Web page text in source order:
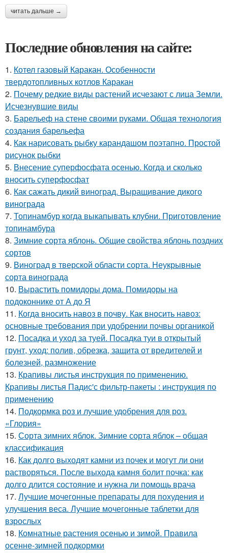
читать дальше →
Последние обновления на сайте:
1. Котел газовый Каракан. Особенности
твердотопливных котлов Каракан
2. Почему редкие виды растений исчезают с лица Земли.
Исчезнувшие виды
3. Барельеф на стене своими руками. Общая технология
создания барельефа
4. Как нарисовать рыбку карандашом поэтапно. Простой
рисунок рыбки
5. Внесение суперфосфата осенью. Когда и сколько
вносить суперфосфат
6. Как сажать дикий виноград. Выращивание дикого
винограда
7. Топинамбур когда выкапывать клубни. Приготовление
топинамбура
8. Зимние сорта яблонь. Общие свойства яблонь поздних
сортов
9. Виноград в тверской области сорта. Неукрывные
сорта винограда
10. Вырастить помидоры дома. Помидоры на
подоконнике от А до Я
11. Когда вносить навоз в почву. Как вносить навоз:
основные требования при удобрении почвы органикой
12. Посадка и уход за туей. Посадка туи в открытый
грунт, уход: полив, обрезка, защита от вредителей и
болезней, размножение
13. Крапивы листья инструкция по применению.
Крапивы листья Падис'с фильтр-пакеты : инструкция по
применению
14. Подкормка роз и лучшие удобрения для роз.
«Глория»
15. Сорта зимних яблок. Зимние сорта яблок – общая
классификация
16. Как долго выходят камни из почек и могут ли они
растворяться. После выхода камня болит почка: как
долго длится состояние и нужна ли помощь врача
17. Лучшие мочегонные препараты для похудения и
улучшения веса. Лучшие мочегонные таблетки для
взрослых
18. Комнатные растения осенью и зимой. Правила
осенне-зимней подкормки